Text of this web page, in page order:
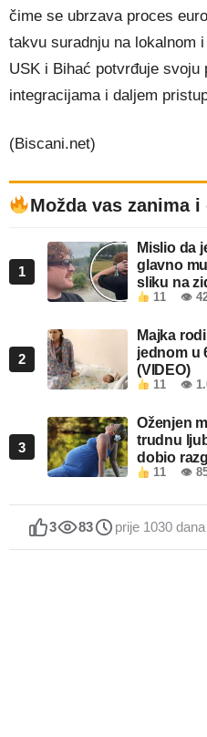
čime se ubrzava proces
takvu suradnju na lokalnom
USK i Bihać potvrđuje svoju
integracijama i daljem
(Biscani.net)
Možda vas zanima i
1
Mislio da
glavno
sliku na
11 👁
2
Majka
jednom u
(VIDEO)
11 👁
3
Oženjen
trudnu
dobio
kada je
11 👁
3 83 prije 1030 dana